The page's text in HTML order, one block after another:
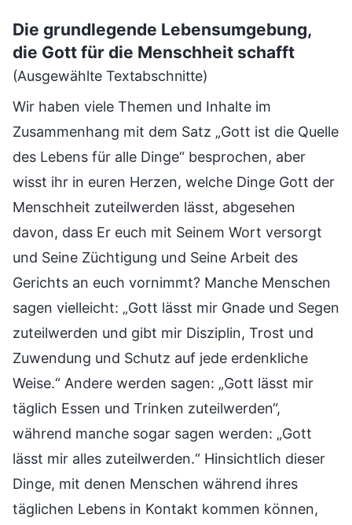
Die grundlegende Lebensumgebung,
die Gott für die Menschheit schafft
(Ausgewählte Textabschnitte)
Wir haben viele Themen und Inhalte im
Zusammenhang mit dem Satz „Gott ist die Quelle
des Lebens für alle Dinge“ besprochen, aber
wisst ihr in euren Herzen, welche Dinge Gott der
Menschheit zuteilwerden lässt, abgesehen
davon, dass Er euch mit Seinem Wort versorgt
und Seine Züchtigung und Seine Arbeit des
Gerichts an euch vornimmt? Manche Menschen
sagen vielleicht: „Gott lässt mir Gnade und Segen
zuteilwerden und gibt mir Disziplin, Trost und
Zuwendung und Schutz auf jede erdenkliche
Weise.“ Andere werden sagen: „Gott lässt mir
täglich Essen und Trinken zuteilwerden“,
während manche sogar sagen werden: „Gott
lässt mir alles zuteilwerden.“ Hinsichtlich dieser
Dinge, mit denen Menschen während ihres
täglichen Lebens in Kontakt kommen können,